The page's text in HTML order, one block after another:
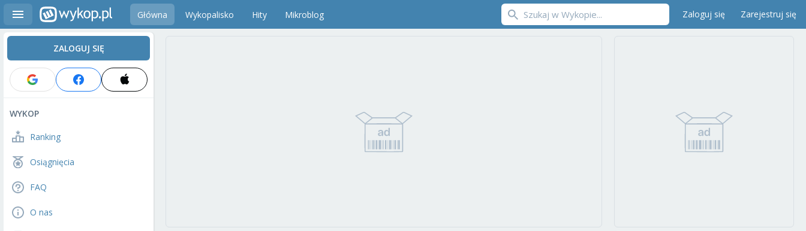
Główna Wykopalisko Hity Mikroblog Zaloguj się Zarejestruj się
ZALOGUJ SIĘ
WYKOP
Ranking
Osiągnięcia
FAQ
O nas